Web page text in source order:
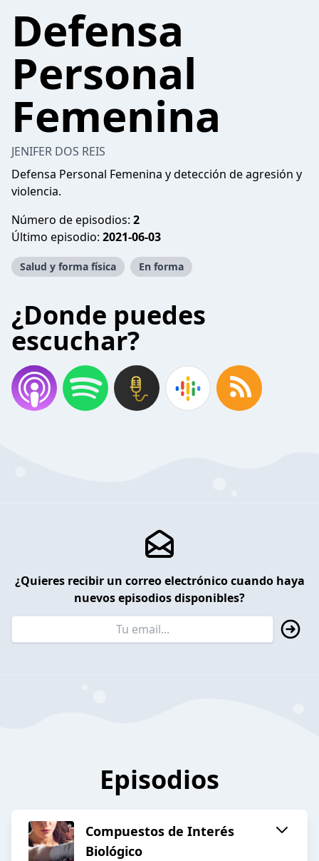
Defensa
Personal
Femenina
JENIFER DOS REIS
Defensa Personal Femenina y detección de agresión y
violencia.
Número de episodios: 2
Último episodio: 2021-06-03
Salud y forma física En forma
¿Donde puedes
escuchar?
¿Quieres recibir un correo electrónico cuando haya
nuevos episodios disponibles?
Episodios
Compuestos de Interés
Biológico